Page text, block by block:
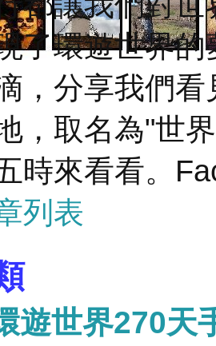
了環遊世界
，分享我們
，取名為"世
時來看看。
列表
遊世界270天